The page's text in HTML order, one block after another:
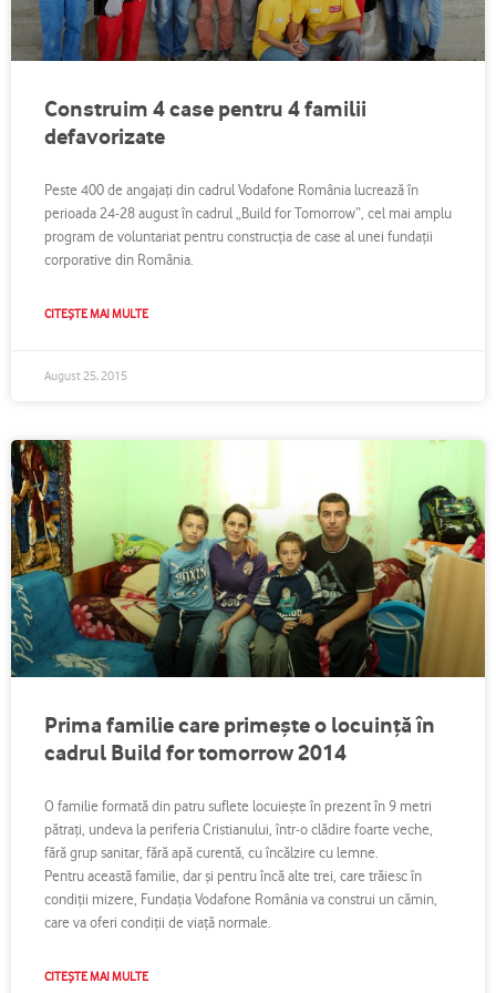
Construim 4 case pentru 4 familii
defavorizate
Peste 400 de angajaţi din cadrul Vodafone România lucrează în
perioada 24-28 august în cadrul „Build for Tomorrow”, cel mai amplu
program de voluntariat pentru construcţia de case al unei fundaţii
corporative din România.
CITEȘTE MAI MULTE
August 25, 2015
Prima familie care primeşte o locuinţă în
cadrul Build for tomorrow 2014
O familie formată din patru suflete locuieşte în prezent în 9 metri
pătraţi, undeva la periferia Cristianului, într-o clădire foarte veche,
fără grup sanitar, fără apă curentă, cu încălzire cu lemne.
Pentru această familie, dar şi pentru încă alte trei, care trăiesc în
condiţii mizere, Fundaţia Vodafone România va construi un cămin,
care va oferi condiţii de viaţă normale.
CITEȘTE MAI MULTE